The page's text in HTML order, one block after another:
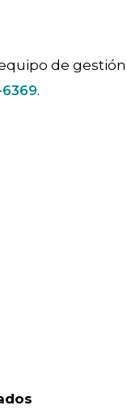
de gestión
.